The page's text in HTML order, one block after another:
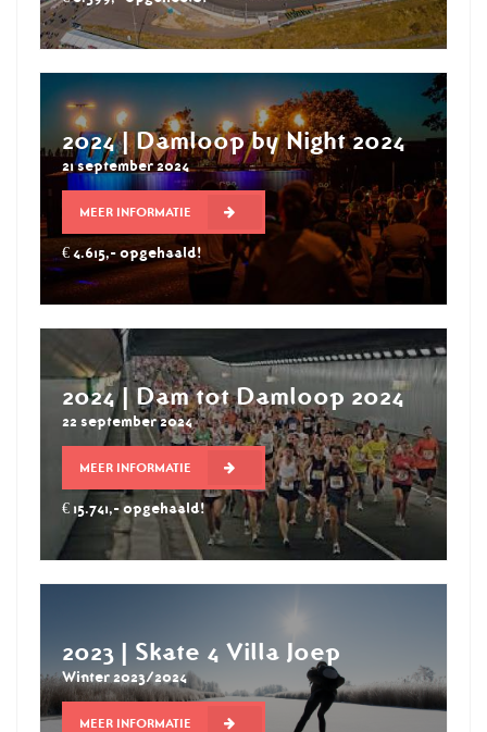
2024 | Damloop by Night 2024
21 september 2024
MEER INFORMATIE
€ 4.615,- opgehaald!
2024 | Dam tot Damloop 2024
22 september 2024
MEER INFORMATIE
€ 15.741,- opgehaald!
2023 | Skate 4 Villa Joep
Winter 2023/2024
MEER INFORMATIE